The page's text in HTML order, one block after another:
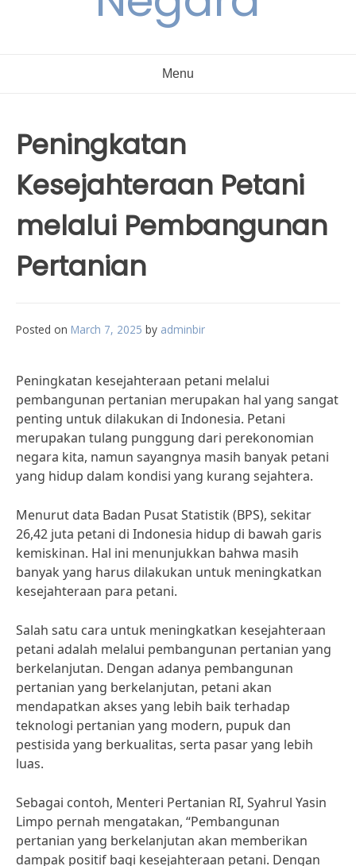
Menu
Peningkatan
Kesejahteraan Petani
melalui Pembangunan
Pertanian
Posted on March 7, 2025 by adminbir
Peningkatan kesejahteraan petani melalui
pembangunan pertanian merupakan hal yang sangat
penting untuk dilakukan di Indonesia. Petani
merupakan tulang punggung dari perekonomian
negara kita, namun sayangnya masih banyak petani
yang hidup dalam kondisi yang kurang sejahtera.
Menurut data Badan Pusat Statistik (BPS), sekitar
26,42 juta petani di Indonesia hidup di bawah garis
kemiskinan. Hal ini menunjukkan bahwa masih
banyak yang harus dilakukan untuk meningkatkan
kesejahteraan para petani.
Salah satu cara untuk meningkatkan kesejahteraan
petani adalah melalui pembangunan pertanian yang
berkelanjutan. Dengan adanya pembangunan
pertanian yang berkelanjutan, petani akan
mendapatkan akses yang lebih baik terhadap
teknologi pertanian yang modern, pupuk dan
pestisida yang berkualitas, serta pasar yang lebih
luas.
Sebagai contoh, Menteri Pertanian RI, Syahrul Yasin
Limpo pernah mengatakan, “Pembangunan
pertanian yang berkelanjutan akan memberikan
dampak positif bagi kesejahteraan petani. Dengan